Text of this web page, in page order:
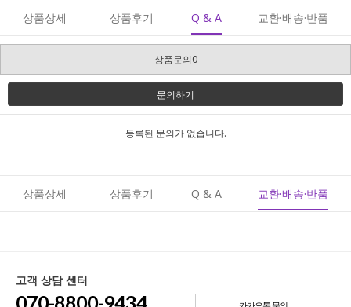
상품상세 상품후기 Q & A 교환·배송·반품
상품문의0
문의하기
등록된 문의가 없습니다.
상품상세 상품후기 Q & A 교환·배송·반품
고객 상담 센터
070-8800-9434